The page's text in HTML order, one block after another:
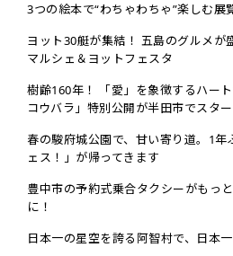
3つの絵本で“わちゃわちゃ”楽しむ展
ヨット30艇が集結！ 五島のグルメが
マルシェ＆ヨットフェスタ
樹齢160年！ 「愛」を象徴するハー
コウバラ」特別公開が半田市でスタ
春の駿府城公園で、甘い寄り道。1年
ェス！」が帰ってきます
豊中市の予約式乗合タクシーがもっ
に！
日本一の星空を誇る阿智村で、日本